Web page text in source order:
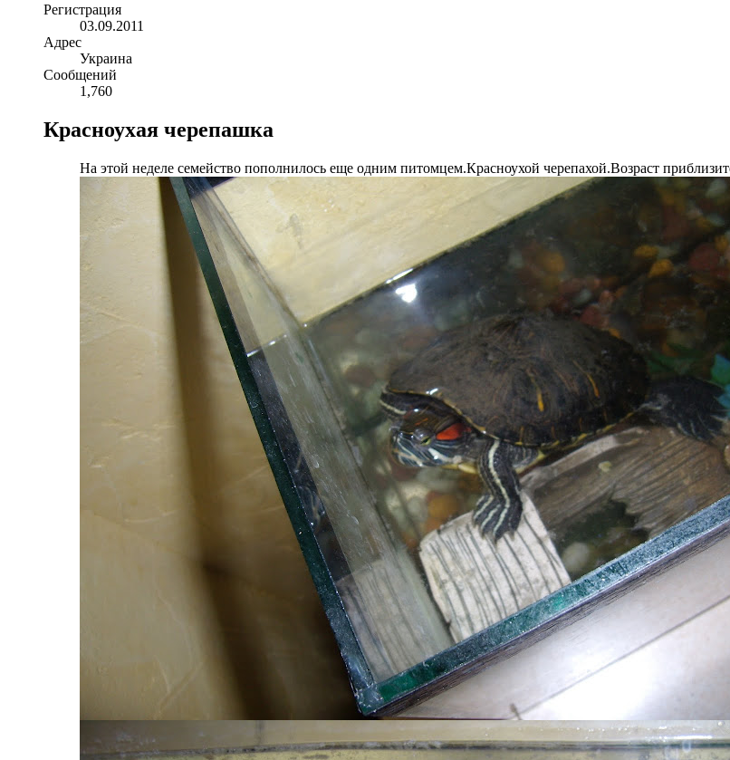
Регистрация
03.09.2011
Адрес
Украина
Сообщений
1,760
Красноухая черепашка
На этой неделе семейство пополнилось еще одним питомцем.Красноухой черепахой.Возраст